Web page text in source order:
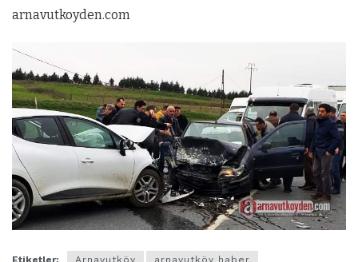
arnavutkoyden.com